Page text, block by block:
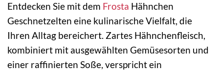
Entdecken Sie mit dem Frosta Hähnchen
Geschnetzelten eine kulinarische Vielfalt, die
Ihren Alltag bereichert. Zartes Hähnchenfleisch,
kombiniert mit ausgewählten Gemüsesorten und
einer raffinierten Soße, verspricht ein